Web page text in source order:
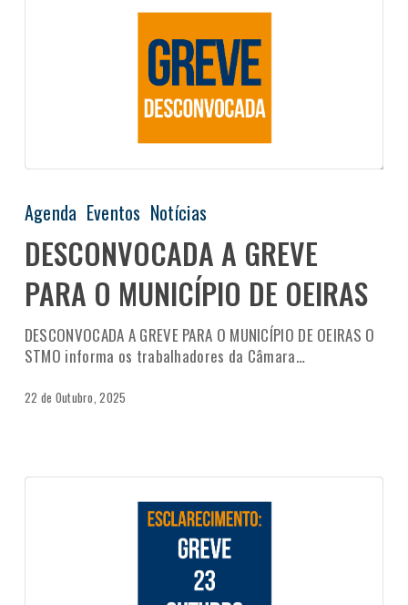
Agenda Eventos Notícias
DESCONVOCADA A GREVE
PARA O MUNICÍPIO DE OEIRAS
DESCONVOCADA A GREVE PARA O MUNICÍPIO DE OEIRAS O
STMO informa os trabalhadores da Câmara…
22 de Outubro, 2025